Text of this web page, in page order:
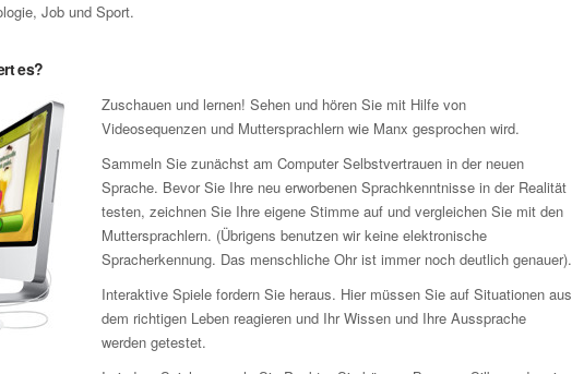
Job und Sport.
es?
Zuschauen und lernen! Sehen und hören Sie mit Hilfe von
Videosequenzen und Muttersprachlern wie Manx gesprochen wird.
Sammeln Sie zunächst am Computer Selbstvertrauen in der neuen
Sprache. Bevor Sie Ihre neu erworbenen Sprachkenntnisse in der Realität
testen, zeichnen Sie Ihre eigene Stimme auf und vergleichen Sie mit den
Muttersprachlern. (Übrigens benutzen wir keine elektronische
Spracherkennung. Das menschliche Ohr ist immer noch deutlich genauer).
Interaktive Spiele fordern Sie heraus. Hier müssen Sie auf Situationen aus
dem richtigen Leben reagieren und Ihr Wissen und Ihre Aussprache
werden getestet.